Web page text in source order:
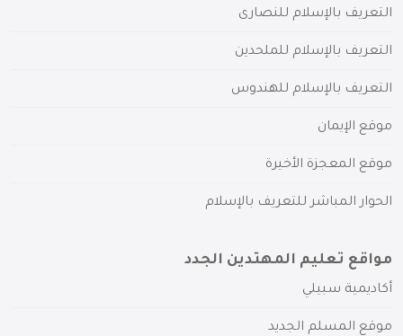
التعريف بالإسلام للنصارى
التعريف بالإسلام للملحدين
التعريف بالإسلام للهندوس
موقع الإيمان
موقع المعجزة الأخيرة
الحوار المباشر للتعريف بالإسلام
مواقع تعليم المهتدين الجدد
أكاديمية سبيلي
موقع المسلم الجديد